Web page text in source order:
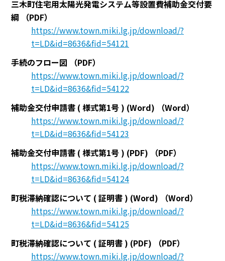
三木町住宅用太陽光発電システム等設置費補助金交付要
綱
（PDF）
https://www.town.miki.lg.jp/download/?
t=LD&id=8636&fid=54121
手続のフロー図
（PDF）
https://www.town.miki.lg.jp/download/?
t=LD&id=8636&fid=54122
補助金交付申請書 ( 様式第1号 ) (Word)
（Word）
https://www.town.miki.lg.jp/download/?
t=LD&id=8636&fid=54123
補助金交付申請書 ( 様式第1号 ) (PDF)
（PDF）
https://www.town.miki.lg.jp/download/?
t=LD&id=8636&fid=54124
町税滞納確認について ( 証明書 ) (Word)
（Word）
https://www.town.miki.lg.jp/download/?
t=LD&id=8636&fid=54125
町税滞納確認について ( 証明書 ) (PDF)
（PDF）
https://www.town.miki.lg.jp/download/?